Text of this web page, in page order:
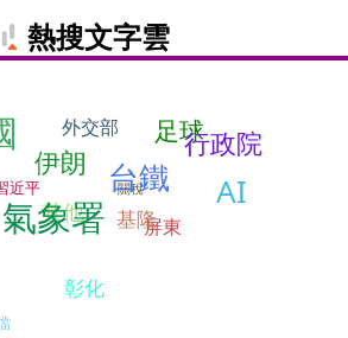
熱搜文字雲
外交部
屏東
關稅
近平
基隆
AI
彰化
其他
足球
台鐵
伊朗
氣象署
行政院